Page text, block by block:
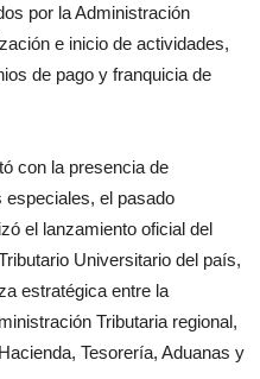
por la Administración
e inicio de actividades,
de pago y franquicia de
con la presencia de
especiales, el pasado
el lanzamiento oficial del
Universitario del país,
estratégica entre la
Tributaria regional,
Tesorería, Aduanas y